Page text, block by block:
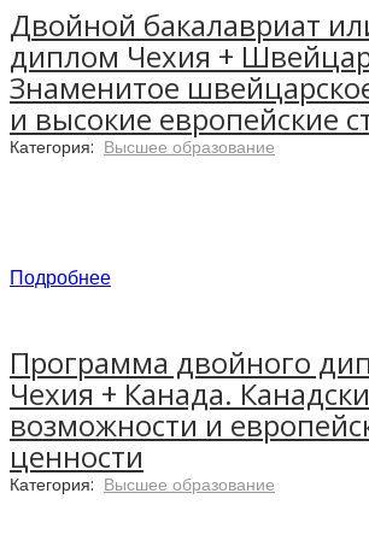
Двойной бакалавриат
диплом Чехия +
Знаменитое
и высокие европейские
Категория: Высшее образование
Уникальная программа от
европейских ВУЗов: Чешского
Подробнее
Программа двойного
Чехия + Канада.
возможности и
ценности
Категория: Высшее образование